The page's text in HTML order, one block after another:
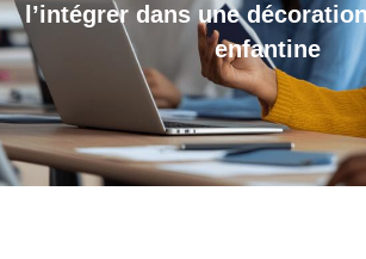
l’intégrer dans une
enfantine